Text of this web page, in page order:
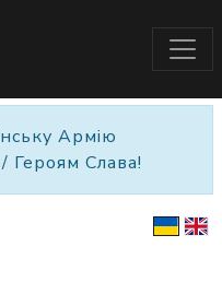
Армію
/ Героям Слава!